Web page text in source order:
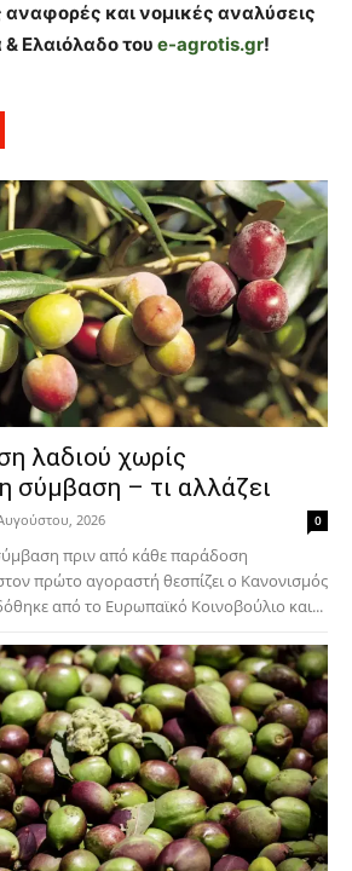
αναφορές και νομικές αναλύσεις
Ελαιόλαδο του e-agrotis.gr!
λαδιού χωρίς
σύμβαση – τι αλλάζει
2026 0
πριν από κάθε παράδοση
πρώτο αγοραστή θεσπίζει ο Κανονισμός
από το Ευρωπαϊκό Κοινοβούλιο και...